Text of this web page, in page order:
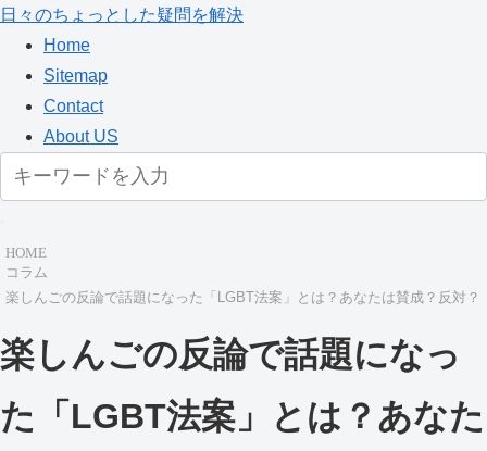
日々のちょっとした疑問を解決
Home
Sitemap
Contact
About US
HOME
コラム
楽しんごの反論で話題になった「LGBT法案」とは？あなたは賛成？反対？
楽しんごの反論で話題になっ
た「LGBT法案」とは？あなた